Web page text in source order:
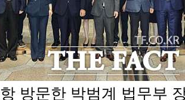
방문한 박범계 법무부